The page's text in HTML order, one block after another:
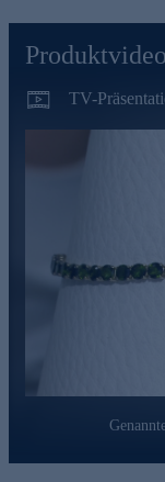
auf Konformität
online.
Produktvideo
TV-